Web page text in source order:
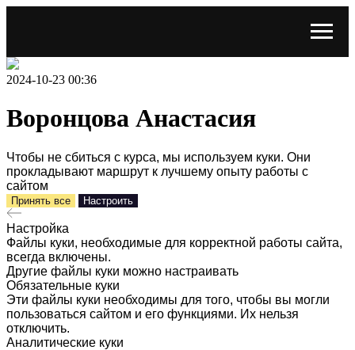
2024-10-23 00:36
Воронцова Анастасия
Чтобы не сбиться с курса, мы используем куки. Они
прокладывают маршрут к лучшему опыту работы с
сайтом
Принять все Настроить
Настройка
Файлы куки, необходимые для корректной работы сайта,
всегда включены.
Другие файлы куки можно настраивать
Обязательные куки
Эти файлы куки необходимы для того, чтобы вы могли
пользоваться сайтом и его функциями. Их нельзя
отключить.
Аналитические куки